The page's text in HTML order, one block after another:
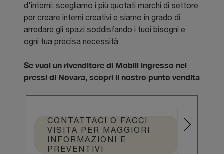
d'interni: scegliamo i più quotati marchi di settore
per creare interni creativi e siamo in grado di
arredare gli spazi soddisfando i tuoi bisogni e
ogni tua precisa necessità
Se vuoi un rivenditore di Mobili ingresso nei
pressi di Novara, scopri il nostro punto vendita
CONTATTACI O FACCI
VISITA PER MAGGIORI
INFORMAZIONI E
PREVENTIVI